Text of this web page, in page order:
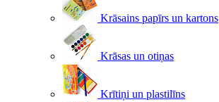
Krāsains papīrs un kartons
Krāsas un otiņas
Krītiņi un plastilīns